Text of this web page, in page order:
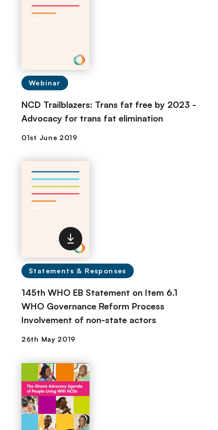
Webinar
NCD Trailblazers: Trans fat free by 2023 -
Advocacy for trans fat elimination
Statements & Responses
145th WHO EB Statement on Item 6.1
WHO Governance Reform Process
Involvement of non-state actors